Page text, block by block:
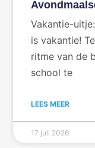
Vakantie-
is vakantie!
ritme van de
school te
LEES MEER
17 juli 2026